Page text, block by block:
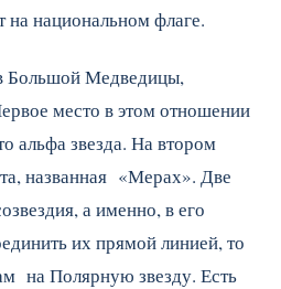
на национальном флаге.
Большой Медведицы,
место в этом отношении
альфа звезда. На втором
названная «Мерах». Две
а именно, в его
их прямой линией, то
на Полярную звезду. Есть